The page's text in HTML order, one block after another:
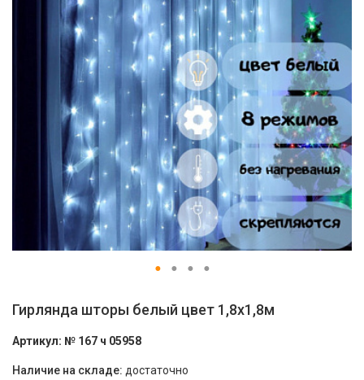
Гирлянда шторы белый цвет 1,8х1,8м
Артикул: № 167 ч 05958
Наличие на складе: достаточно